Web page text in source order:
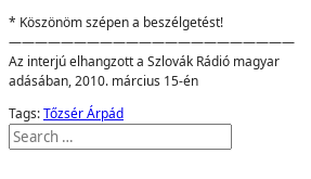
* Köszönöm szépen a beszélgetést!
——————————————————————
Az interjú elhangzott a Szlovák Rádió magyar
adásában, 2010. március 15-én
Tags:Tőzsér Árpád